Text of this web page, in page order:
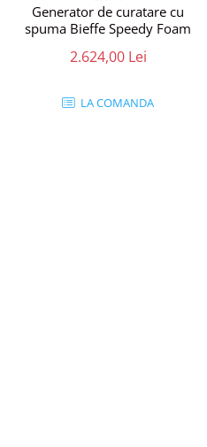
Generator de curatare cu
spuma Bieffe Speedy Foam
2.624,00 Lei
LA COMANDA